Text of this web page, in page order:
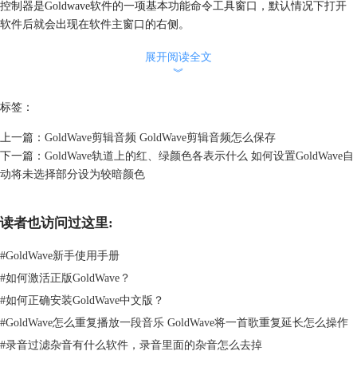
控制器是Goldwave软件的一项基本功能命令工具窗口，默认情况下打开
软件后就会出现在软件主窗口的右侧。
（经典控制，水平控制以及垂直控制）。
如何打开控制器的快捷工具形态，关闭控制器的独立窗口，控制器就会出
现在软件工作窗口的上方，快捷工具栏的下方，如下图所示。
展开阅读全文
︾
标签：
上一篇： GoldWave剪辑音频 GoldWave剪辑音频怎么保存
下一篇： GoldWave轨道上的红、绿颜色各表示什么 如何设置GoldWave自
动将未选择部分设为较暗颜色
读者也访问过这里:
#GoldWave新手使用手册
#如何激活正版GoldWave？
#如何正确安装GoldWave中文版？
#GoldWave怎么重复播放一段音乐 GoldWave将一首歌重复延长怎么操作
#录音过滤杂音有什么软件，录音里面的杂音怎么去掉